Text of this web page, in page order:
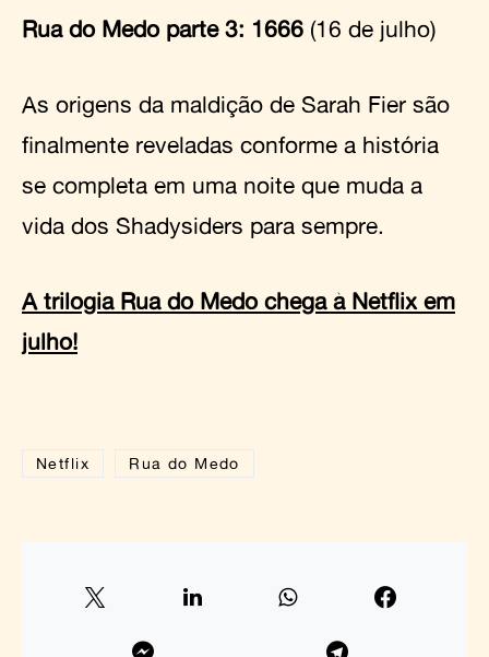
Rua do Medo parte 3: 1666 (16 de julho)
As origens da maldição de Sarah Fier são
finalmente reveladas conforme a história
se completa em uma noite que muda a
vida dos Shadysiders para sempre.
A trilogia Rua do Medo chega à Netflix em
julho!
Netflix Rua do Medo